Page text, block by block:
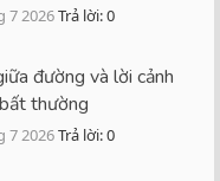
7 2026Trả lời: 0
đường và lời cảnh
thường
7 2026Trả lời: 0